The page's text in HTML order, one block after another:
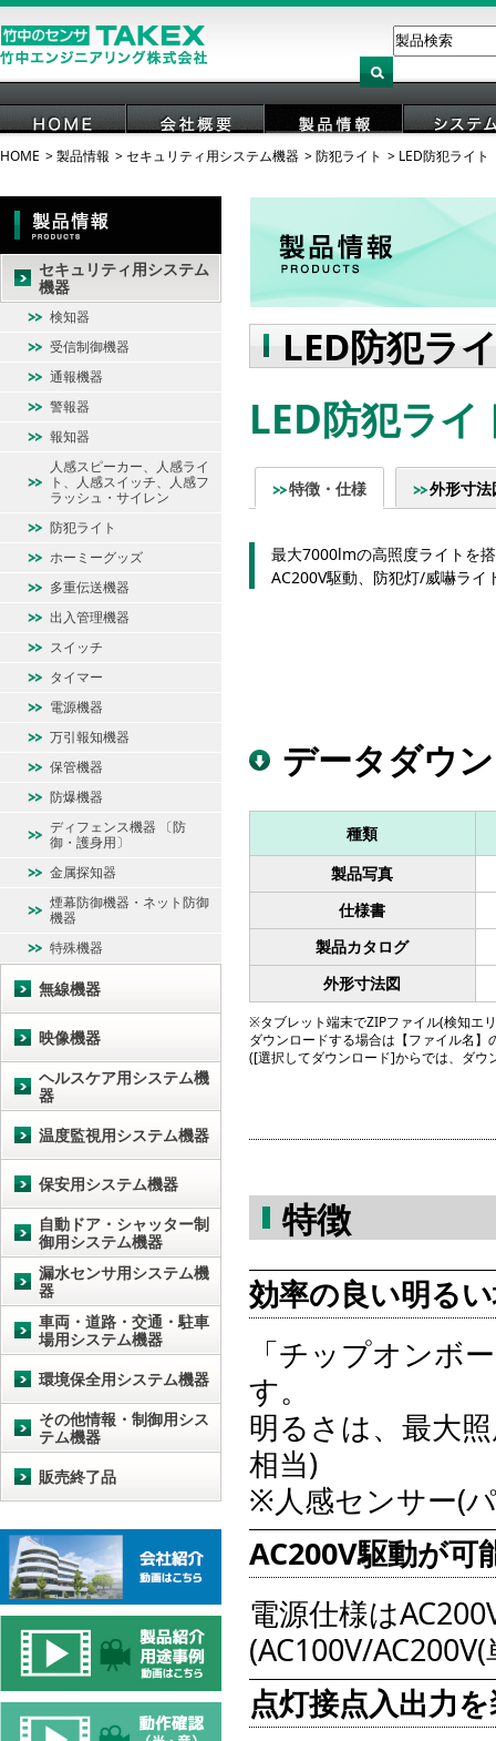
HOME 会社概要 製品情報 システ
HOME 製品情報 セキュリティ用システム機器 防犯ライト LED防犯ライト
LED防犯ラ
LED防犯ラ
特徴・仕様 外形寸法
最大7000lmの高照度ライトを
AC200V駆動、防犯灯/威嚇ライ
データダウ
種類
製品写真
仕様書
製品カタログ
外形寸法図
※タブレット端末でZIPファイル(検知エ
ダウンロードする場合は【ファイル名
([選択してダウンロード]からでは、ダ
特徴
効率の良い明る
「チップオンボ
す。
明るさは、最大
相当)
※人感センサー(
AC200V駆動が可
電源仕様は
(AC100V/
点灯接点入出力
セキュリティ用システム
機器
検知器
受信制御機器
通報機器
警報器
報知器
人感スピーカー、人感ライ
ト、人感スイッチ、人感フ
ラッシュ・サイレン
防犯ライト
ホーミーグッズ
多重伝送機器
出入管理機器
スイッチ
タイマー
電源機器
万引報知機器
保管機器
防爆機器
ディフェンス機器 〔防
御・護身用〕
金属探知器
煙幕防御機器・ネット防御
機器
特殊機器
無線機器
映像機器
ヘルスケア用システム機
器
温度監視用システム機器
保安用システム機器
自動ドア・シャッター制
御用システム機器
漏水センサ用システム機
器
車両・道路・交通・駐車
場用システム機器
環境保全用システム機器
その他情報・制御用シス
テム機器
販売終了品